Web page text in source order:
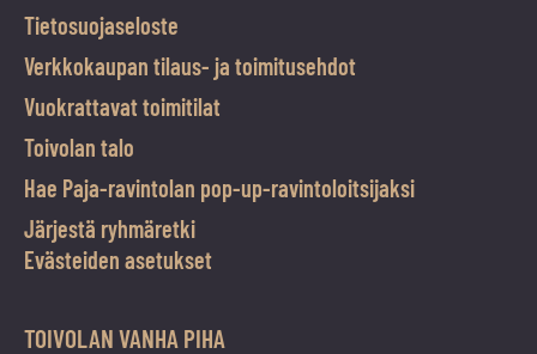
Tietosuojaseloste
Verkkokaupan tilaus- ja toimitusehdot
Vuokrattavat toimitilat
Toivolan talo
Hae Paja-ravintolan pop-up-ravintoloitsijaksi
Järjestä ryhmäretki
Evästeiden asetukset
TOIVOLAN VANHA PIHA